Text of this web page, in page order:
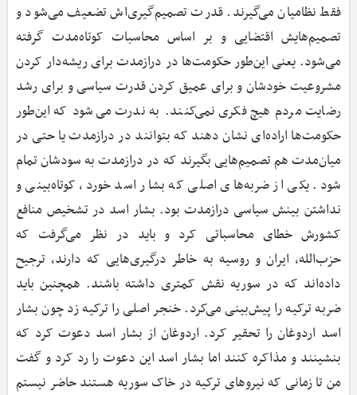
فقط نظامیان می‌گیرند. قدرت تصمیم‌گیری‌اش تضعیف می‌شود و
تصمیم‌هایش اقتضایی و بر اساس محاسبات کوتاه‌مدت گرفته
می‌شود. یعنی این‌طور حکومت‌ها در درازمدت برای ریشه‌دار کردن
مشروعیت خودشان و برای عمیق کردن قدرت سیاسی و برای رشد
رضایت مردم هیچ فکری نمی‌کنند. به ندرت می‌شود که این‌طور
حکومت‌ها اراده‌ای نشان دهند که بتوانند در درازمدت یا حتی در
میان‌مدت هم تصمیم‌هایی بگیرند که در درازمدت به سودشان تمام
شود. یکی از ضربه‌های اصلی که بشار اسد خورد، کوتاه‌بینی و
نداشتن بینش سیاسی درازمدت بود. بشار اسد در تشخیص منافع
کشورش خطای محاسباتی کرد و باید در نظر می‌گرفت که
حزب‌الله، ایران و روسیه به خاطر درگیری‌هایی که دارند، ترجیح
داده‌اند که در سوریه نقش کمتری داشته باشند. همچنین باید
ضربه ترکیه را پیش‌بینی می‌کرد. خنجر اصلی را ترکیه زد چون بشار
اسد اردوغان را تحقیر کرد. اردوغان از بشار اسد دعوت کرد که
بنشینند و مذاکره کنند اما بشار اسد این دعوت را رد کرد و گفت
من تا زمانی که نیروهای ترکیه در خاک سوریه هستند حاضر نیستم